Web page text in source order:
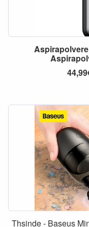
Aspirapolvere
Thsinde - Baseus